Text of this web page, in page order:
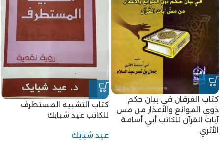
كتاب الفرقان في بيان حكم
ذوي الموانع والأعذار من مس
آيات القرآن للكاتب أبي أسامة
الأثري
كتاب التشبيه المستطرف
للكاتب عيد شبايك
عيد شبايك